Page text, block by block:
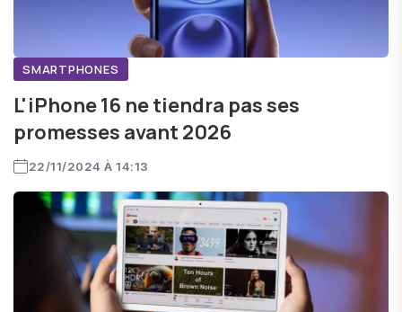
SMARTPHONES
L'iPhone 16 ne tiendra pas ses
promesses avant 2026
22/11/2024 À 14:13